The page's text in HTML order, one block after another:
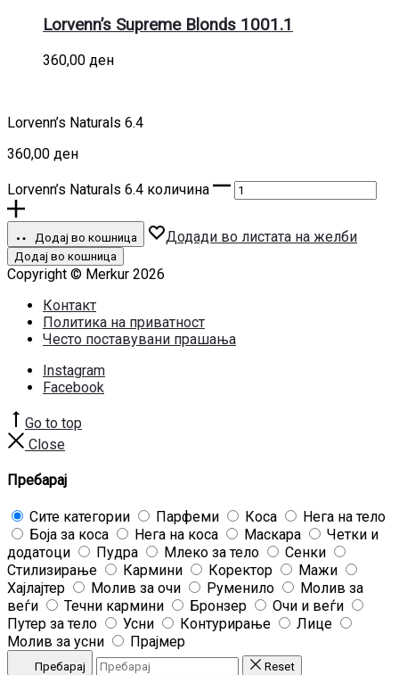
Lorvenn’s Supreme Blonds 1001.1
360,00 ден
Lorvenn’s Naturals 6.4
360,00 ден
Lorvenn’s Naturals 6.4 количина
Додај во кошница Додади во листата на желби
Додај во кошница
Copyright © Merkur 2026
Контакт
Политика на приватност
Често поставувани прашања
Instagram
Facebook
Go to top
Close
Пребарај
Сите категории Парфеми Коса
Нега на тело
Боја за коса
Нега на коса Маскара
Четки и
додатоци
Пудра Млеко за тело
Сенки
Стилизирање
Кармини Коректор
Мажи
Хајлајтер
Молив за очи Руменило
Молив за
веѓи
Течни кармини Бронзер
Очи и веѓи
Путер за тело
Усни Контурирање
Лице
Молив за усни
Прајмер
Пребарај Reset